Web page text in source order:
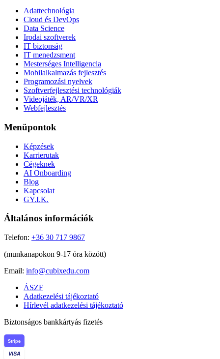
Adattechnológia
Cloud és DevOps
Data Science
Irodai szoftverek
IT biztonság
IT menedzsment
Mesterséges Intelligencia
Mobilalkalmazás fejlesztés
Programozási nyelvek
Szoftverfejlesztési technológiák
Videojáték, AR/VR/XR
Webfejlesztés
Menüpontok
Képzések
Karrierutak
Cégeknek
AI Onboarding
Blog
Kapcsolat
GY.I.K.
Általános információk
Telefon: +36 30 717 9867
(munkanapokon 9-17 óra között)
Email: info@cubixedu.com
ÁSZF
Adatkezelési tájékoztató
Hírlevél adatkezelési tájékoztató
Biztonságos bankkártyás fizetés
Stripe
VISA